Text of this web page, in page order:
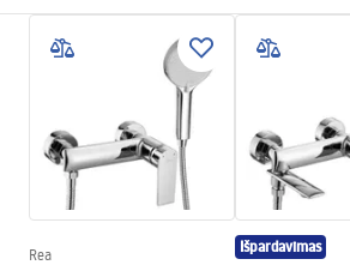
Montavimo būdas
Plotis
110
Garantija
24
Pielęgnacja
Pielęgnacja.pdf
Garantijos sąlygos
Rea Išpardavimas